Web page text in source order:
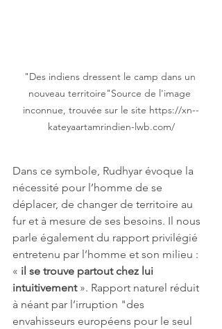
"Des indiens dressent le camp dans un
nouveau territoire"Source de l'image
inconnue, trouvée sur le site https://xn--
kateyaartamrindien-lwb.com/
Dans ce symbole, Rudhyar évoque la
nécessité pour l’homme de se
déplacer, de changer de territoire au
fur et à mesure de ses besoins. Il nous
parle également du rapport privilégié
entretenu par l’homme et son milieu :
« il se trouve partout chez lui
intuitivement ». Rapport naturel réduit
à néant par l’irruption "des
envahisseurs européens pour le seul